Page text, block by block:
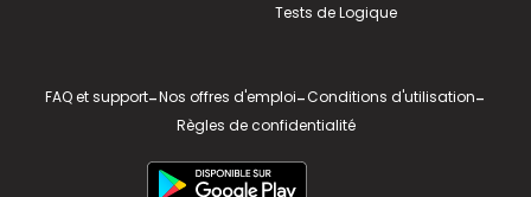
Tests de Logique
FAQ et support-Nos offres d'emploi-Conditions d'utilisation-
Règles de confidentialité